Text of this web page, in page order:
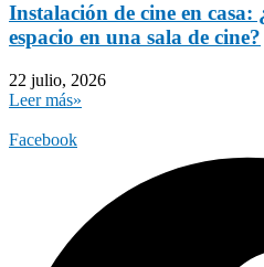
Instalación de cine en casa:
espacio en una sala de cine?
22 julio, 2026
Leer más»
Facebook